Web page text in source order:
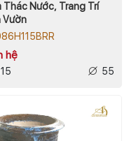
Thác Nước, Trang Trí
Vườn
hệ
55